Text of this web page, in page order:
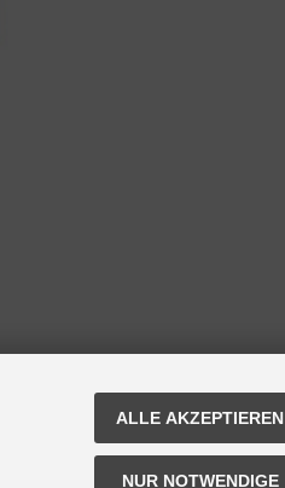
ALLE AKZEPTIEREN
NUR NOTWENDIGE